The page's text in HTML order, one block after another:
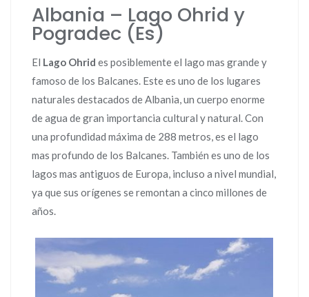
Albania – Lago Ohrid y
Pogradec (Es)
El Lago Ohrid es posiblemente el lago mas grande y
famoso de los Balcanes. Este es uno de los lugares
naturales destacados de Albania, un cuerpo enorme
de agua de gran importancia cultural y natural. Con
una profundidad máxima de 288 metros, es el lago
mas profundo de los Balcanes. También es uno de los
lagos mas antiguos de Europa, incluso a nivel mundial,
ya que sus orígenes se remontan a cinco millones de
años.